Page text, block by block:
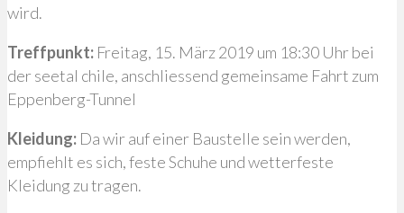
wird.
Treffpunkt: Freitag, 15. März 2019 um 18:30 Uhr bei
der seetal chile, anschliessend gemeinsame Fahrt zum
Eppenberg-Tunnel
Kleidung: Da wir auf einer Baustelle sein werden,
empfiehlt es sich, feste Schuhe und wetterfeste
Kleidung zu tragen.